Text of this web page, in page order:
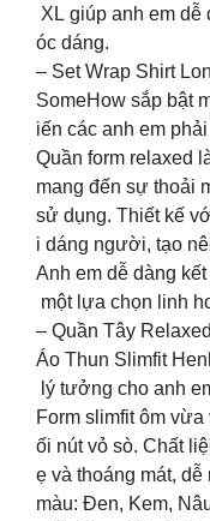
XL giúp anh em
óc dáng.
– Set Wrap Shirt
SomeHow sắp bật
iến các anh em
Quần form relaxed
mang đến sự thoải
sử dụng. Thiết kế
i dáng người, tạo
Anh em dễ dàng
một lựa chọn linh
– Quần Tây
Áo Thun Slimfit
lý tưởng cho anh
Form slimfit ôm
ối nút vỏ sò. Chất
ẹ và thoáng mát,
màu: Đen, Kem,